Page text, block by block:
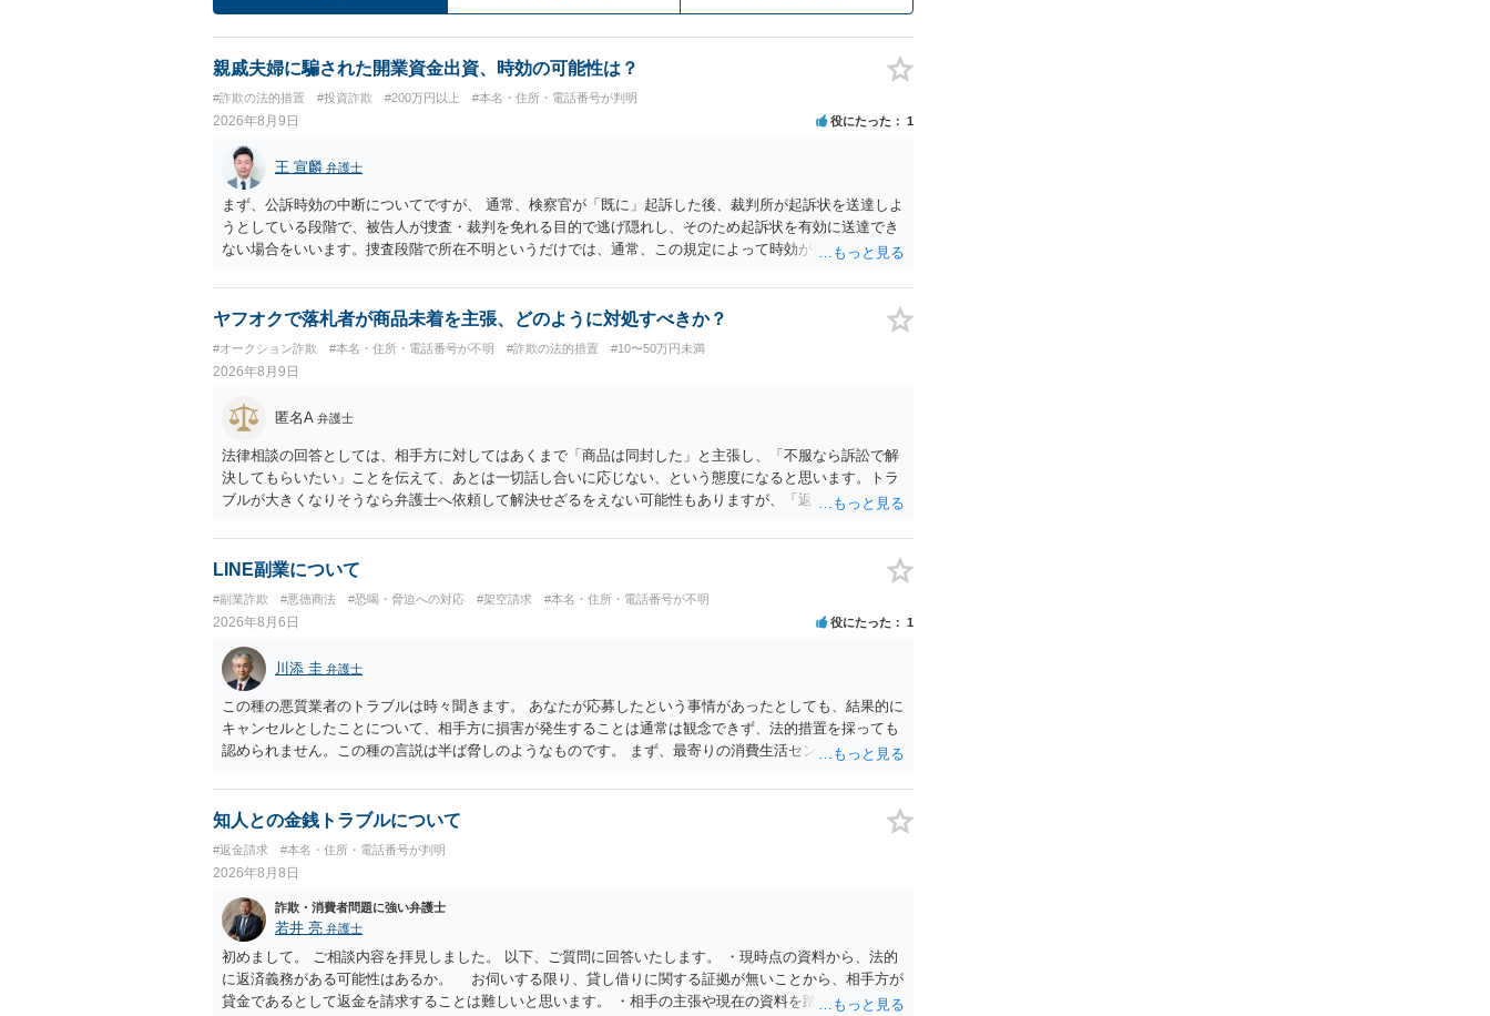
親戚夫婦に騙された開業資金出資、時効の可能性は？
#詐欺の法的措置 #投資詐欺 #200万円以上 #本名・住所・電話番号が判明
2026年8月9日 役にたった 1
王 宣麟 弁護士
まず、公訴時効の中断についてですが、 通常、検察官が「既に」起訴した後、裁判所が起訴状を送達しよ
うとしている段階で、被告人が捜査・裁判を免れる目的で逃げ隠れし、そのため起訴状を有効に送達でき
ない場合をいいます。捜査段階で所在不明というだけでは、通常、この規定によって時効が停止するわけ
す。 他方で、相手方の住所等が特定できているのであれば、民事事件として、損害賠償請求や貸金返還請
求等により、裁判所を通じて返金を求める方法も考えられますが、結局は相手方に資力があるか否かによ
ヤフオクで落札者が商品未着を主張、どのように対処すべきか？
#オークション詐欺 #本名・住所・電話番号が不明 #詐欺の法的措置 #10〜50万円未満
2026年8月9日
匿名A 弁護士
法律相談の回答としては、相手方に対してはあくまで「商品は同封した」と主張し、「不服なら訴訟で解
決してもらいたい」ことを伝えて、あとは一切話し合いに応じない、という態度になると思います。トラ
ブルが大きくなりそうなら弁護士へ依頼して解決せざるをえない可能性もありますが、「返金は絶対にし
LINE副業について
#副業詐欺 #悪徳商法 #恐喝・脅迫への対応 #架空請求 #本名・住所・電話番号が不明
2026年8月6日 役にたった 1
川添 圭 弁護士
この種の悪質業者のトラブルは時々聞きます。 あなたが応募したという事情があったとしても、結果的に
キャンセルとしたことについて、相手方に損害が発生することは通常は観念できず、法的措置を採っても
認められません。この種の言説は半ば脅しのようなものです。 まず、最寄りの消費生活センターへ相談
ば、弁護士へ依頼して警告してもらうことも必要になるかもしれません。
知人との金銭トラブルについて
#返金請求 #本名・住所・電話番号が判明
2026年8月8日
詐欺・消費者問題に強い弁護士
若井 亮 弁護士
初めまして。 ご相談内容を拝見しました。 以下、ご質問に回答いたします。 ・現時点の資料から、法的
に返済義務がある可能性はあるか。 お伺いする限り、貸し借りに関する証拠が無いことから、相手方が
貸金であるとして返金を請求することは難しいと思います。 ・相手の主張や現在の資料を踏まえ、今後ど